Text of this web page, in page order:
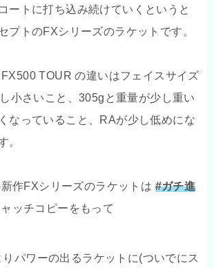
ートに打ち込み続けていくというと
プトのFXシリーズのラケットです。
TOUR の違いはフェイスサイズ
小さいこと、305gと重量が少し重い
なっていること、RAが少し低めにな
。
作FXシリーズのラケットは #ガチ進
ッチコピーをもって
パワーの出るラケットに(ついでにス